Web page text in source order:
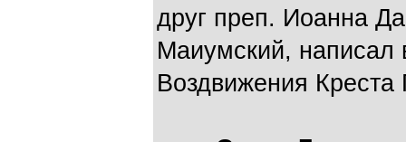
друг преп. Иоанна
Маиумский, написал
Воздвижения Креста